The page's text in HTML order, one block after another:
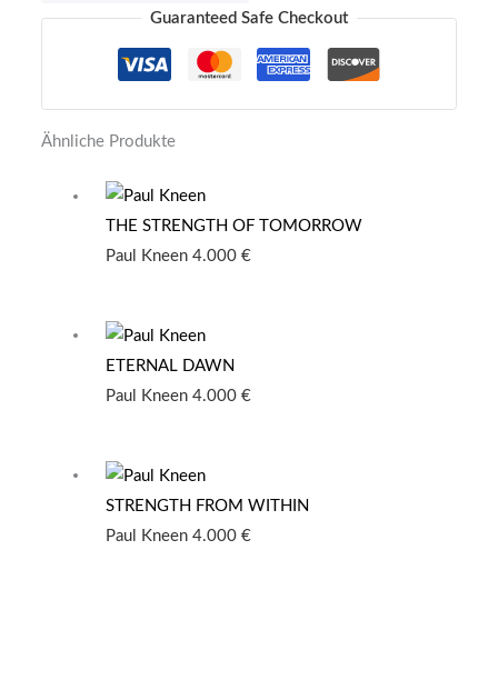
Guaranteed Safe Checkout
Ähnliche Produkte
THE STRENGTH OF TOMORROW
Paul Kneen4.000€
ETERNAL DAWN
Paul Kneen4.000€
STRENGTH FROM WITHIN
Paul Kneen4.000€